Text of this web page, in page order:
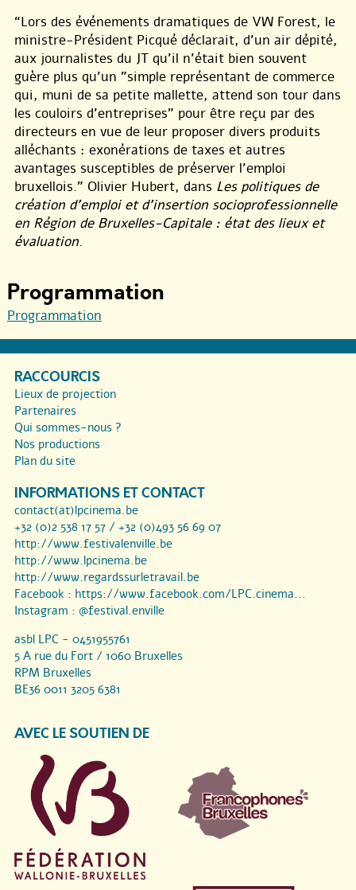
“Lors des événements dramatiques de VW Forest, le
ministre-Président Picqué déclarait, d’un air dépité,
aux journalistes du JT qu’il n’était bien souvent
guère plus qu’un "simple représentant de commerce
qui, muni de sa petite mallette, attend son tour dans
les couloirs d’entreprises" pour être reçu par des
directeurs en vue de leur proposer divers produits
alléchants : exonérations de taxes et autres
avantages susceptibles de préserver l’emploi
bruxellois.” Olivier Hubert, dans Les politiques de
création d’emploi et d’insertion socioprofessionnelle
en Région de Bruxelles-Capitale : état des lieux et
évaluation.
Programmation
Programmation
RACCOURCIS
Lieux de projection
Partenaires
Qui sommes-nous ?
Nos productions
Plan du site
INFORMATIONS ET CONTACT
contact(at)lpcinema.be
+32 (0)2 538 17 57 / +32 (0)493 56 69 07
http://www.festivalenville.be
http://www.lpcinema.be
http://www.regardssurletravail.be
Facebook : https://www.facebook.com/LPC.cinema...
Instagram : @festival.enville
asbl LPC - 0451955761
5 A rue du Fort / 1060 Bruxelles
RPM Bruxelles
BE36 0011 3205 6381
AVEC LE SOUTIEN DE